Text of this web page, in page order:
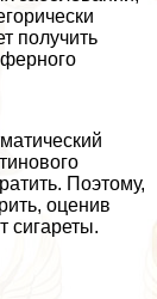
получить
Поэтому,
оценив
сигареты.